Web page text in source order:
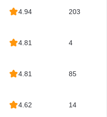
4.94 203
4.81 4
4.81 85
4.62 14